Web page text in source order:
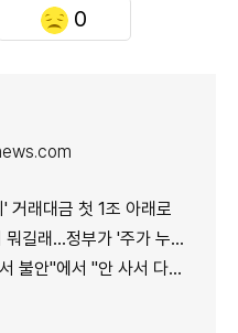
0
거래대금 첫 1조 아래로
가 '주가 누르기'에 칼 빼든 이유
사서 다행"으로…증시 덮친 '조모'